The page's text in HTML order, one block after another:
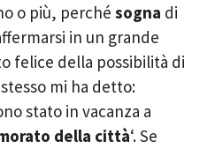
o più, perché sogna di
in un grande
felice della possibilità di
mi ha detto:
stato in vacanza a
della città‘. Se